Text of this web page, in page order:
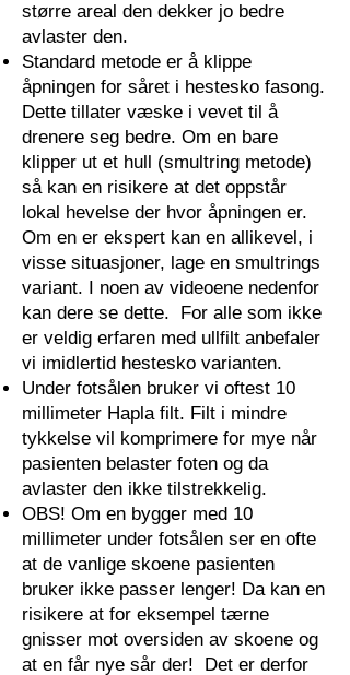
større areal den dekker jo bedre
avlaster den.
Standard metode er å klippe
åpningen for såret i hestesko fasong.
Dette tillater væske i vevet til å
drenere seg bedre. Om en bare
klipper ut et hull (smultring metode)
så kan en risikere at det oppstår
lokal hevelse der hvor åpningen er.
Om en er ekspert kan en allikevel, i
visse situasjoner, lage en smultrings
variant. I noen av videoene nedenfor
kan dere se dette. For alle som ikke
er veldig erfaren med ullfilt anbefaler
vi imidlertid hestesko varianten.
Under fotsålen bruker vi oftest 10
millimeter Hapla filt. Filt i mindre
tykkelse vil komprimere for mye når
pasienten belaster foten og da
avlaster den ikke tilstrekkelig.
OBS! Om en bygger med 10
millimeter under fotsålen ser en ofte
at de vanlige skoene pasienten
bruker ikke passer lenger! Da kan en
risikere at for eksempel tærne
gnisser mot oversiden av skoene og
at en får nye sår der! Det er derfor